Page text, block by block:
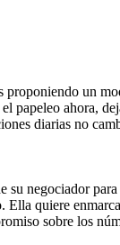
proponiendo un
papeleo ahora,
diarias no
su negociador para
Ella quiere
sobre los